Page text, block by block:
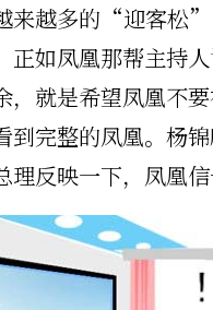
来越多的“迎客松
正如凤凰那帮主持
，就是希望凤凰不
到完整的凤凰。杨
理反映一下，凤凰